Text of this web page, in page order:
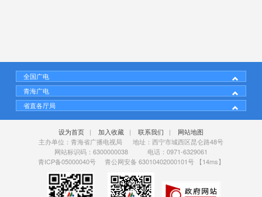
全国广电
青海广电
省直各厅局
设为首页 | 加入收藏 | 联系我们 | 网站地图
主办单位：青海省广播电视局 地址：西宁市城西区昆仑路48号
网站标识码：6300000038 电话：0971-6329061
青ICP备05000040号
青公网安备 63010402000101号【14ms】